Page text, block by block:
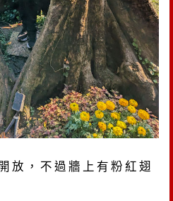
放，不過牆上有粉紅翅